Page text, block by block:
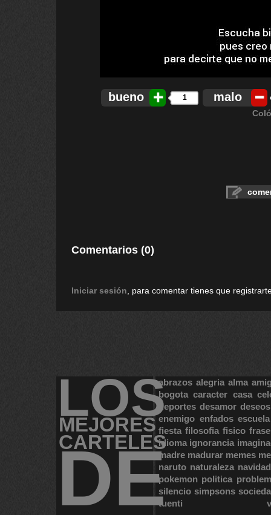
bueno 1 malo
Comentarios (0)
Iniciar sesión , para comentar tienes que
LOS
MEJORES
CARTELES
DE
abrazos alegria alma
bogota caracter casa
deportes desamor deseos
enemigo enfados escuela
fiesta filosofia fisico
idioma ignorancia
madre madurar memes
naruto naturaleza navidad
pokemon politica
silencio simpsons
tuenti